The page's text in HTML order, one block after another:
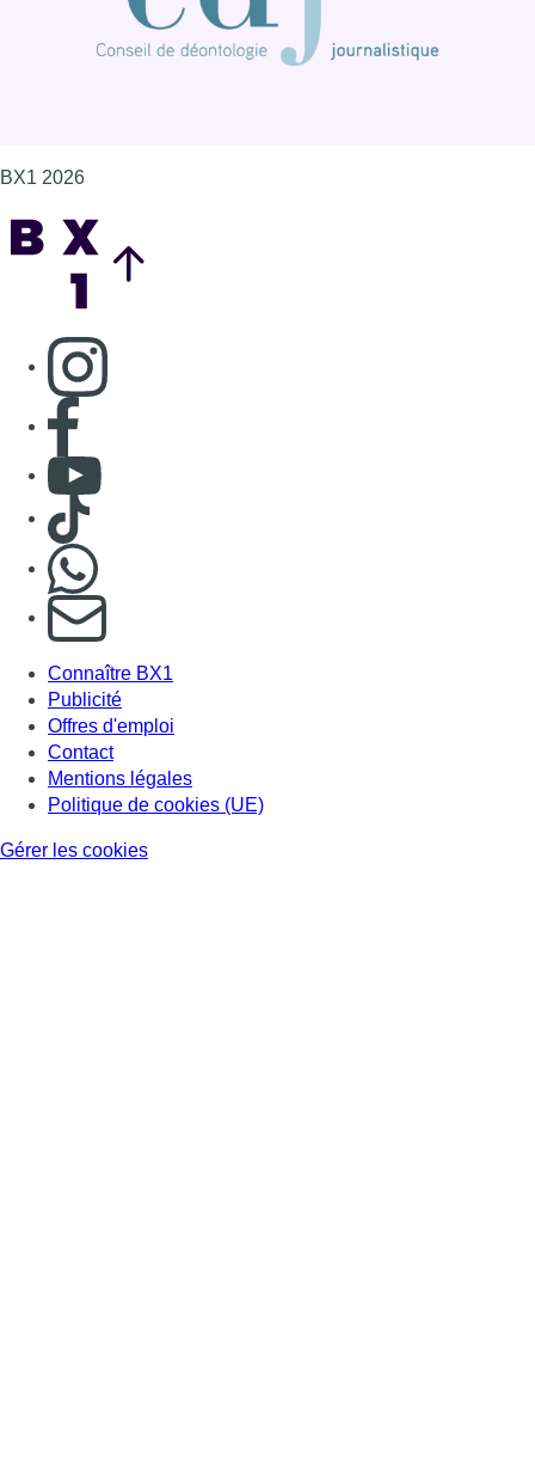
BX1 2026
Consulter page Instagram
Consulter page Facebook
Consulter Youtube
Consulter TikTok
S'abonner à notre newsletter
Connaître BX1
Publicité
Offres d'emploi
Contact
Mentions légales
Politique de cookies (UE)
Gérer les cookies